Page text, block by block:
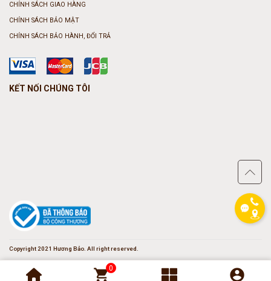
shopping_cart0 account_circle
CHÍNH SÁCH GIAO HÀNG
CHÍNH SÁCH BẢO MẬT
CHÍNH SÁCH BẢO HÀNH, ĐỔI TRẢ
KẾT NỐI CHÚNG TÔI
Copyright 2021 Hương Bảo. All right reserved.